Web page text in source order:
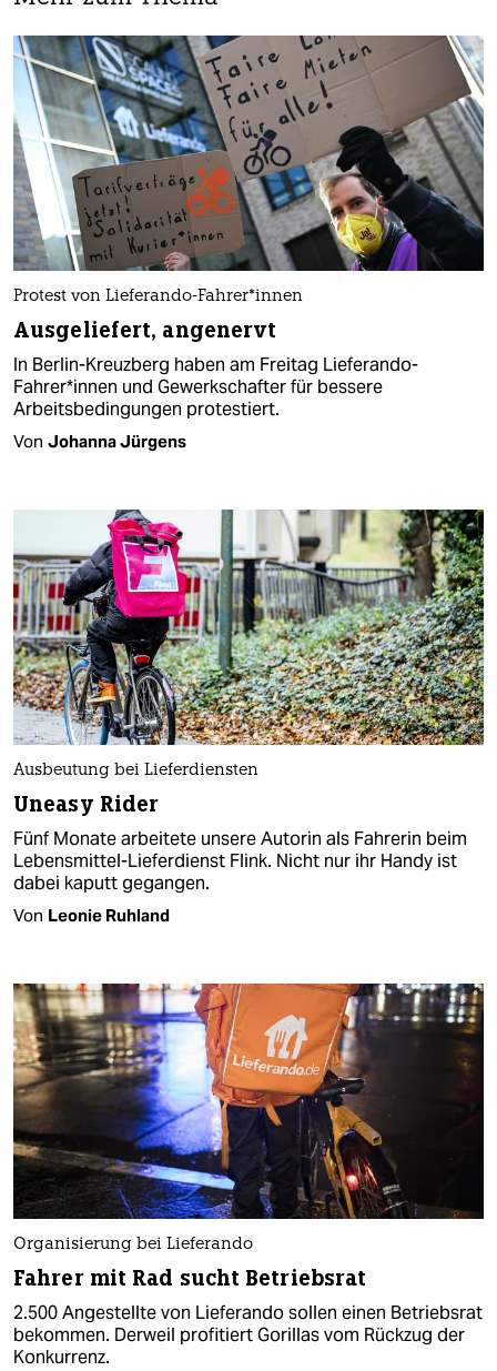
Protest von Lieferando-Fahrer*innen
Ausgeliefert, angenervt
In Berlin-Kreuzberg haben am Freitag Lieferando-
Fahrer*innen und Gewerkschafter für bessere
Arbeitsbedingungen protestiert.
Von Johanna Jürgens
Ausbeutung bei Lieferdiensten
Uneasy Rider
Fünf Monate arbeitete unsere Autorin als Fahrerin beim
Lebensmittel-Lieferdienst Flink. Nicht nur ihr Handy ist
dabei kaputt gegangen.
Von Leonie Ruhland
Organisierung bei Lieferando
Fah­re­r mit Rad sucht Betriebsrat
2.500 Angestellte von Lieferando sollen einen Betriebsrat
bekommen. Derweil profitiert Gorillas vom Rückzug der
Konkurrenz.